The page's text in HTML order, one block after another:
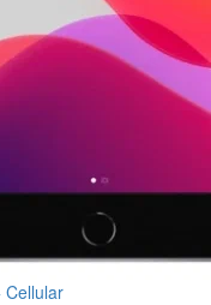
Cellular